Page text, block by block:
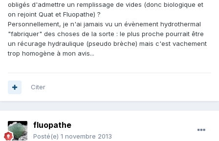
obligés d'admettre un remplissage de vides (donc biologique et
on rejoint Quat et Fluopathe) ?
Personnellement, je n'ai jamais vu un évènement hydrothermal
"fabriquer" des choses de la sorte : le plus proche pourrait être
un récurage hydraulique (pseudo brèche) mais c'est vachement
trop homogène à mon avis...
Citer
fluopathe
Posté(e) 1 novembre 2013